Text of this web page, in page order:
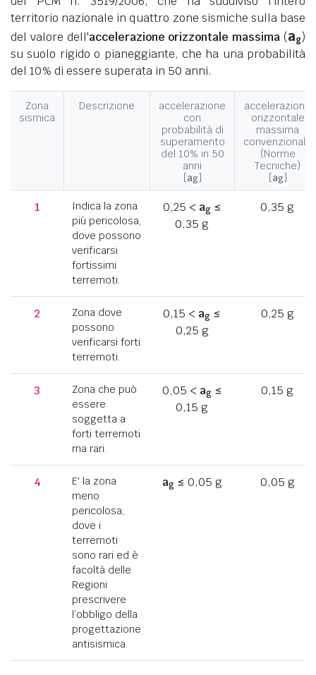
territorio nazionale in quattro zone sismiche sulla base
del valore dell'accelerazione orizzontale massima (ag)
su suolo rigido o pianeggiante, che ha una probabilità
del 10% di essere superata in 50 anni.
Zona
sismica
Descrizione
accelerazione
con
probabilità di
superamento
del 10% in 50
anni
[ag]
accelerazione
orizzontale
massima
convenzionale
(Norme
Tecniche)
[ag]
1
Indica la zona
più pericolosa,
dove possono
verificarsi
fortissimi
terremoti.
0,25 < ag≤
0,35 g
0,35 g
2
Zona dove
possono
verificarsi forti
terremoti.
0,15 < ag ≤
0,25 g
0,25 g
3
Zona che può
essere
soggetta a
forti terremoti
ma rari.
0,05 < ag≤
0,15 g
0,15 g
4
E' la zona
meno
pericolosa,
dove i
terremoti
sono rari ed è
facoltà delle
Regioni
prescrivere
l’obbligo della
progettazione
antisismica.
ag≤ 0,05 g 0,05 g